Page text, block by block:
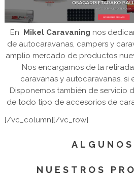
En Mikel Caravaning nos
de autocaravanas, campers y
amplio mercado de productos
Nos encargamos de la
caravanas y autocaravanas, si
Disponemos también de servicio
de todo tipo de accesorios de
[/vc_column][/vc_row]
NUESTROS